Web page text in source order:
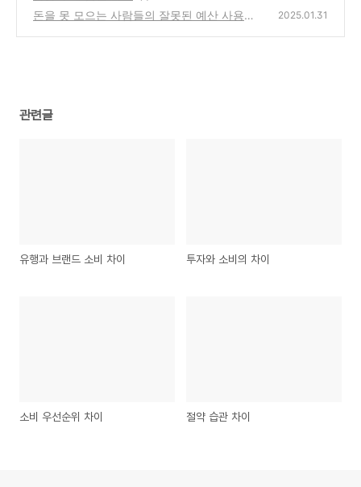
돈을 못 모으는 사람들의 잘못된 예산 사용법 2025.01.31
관련글
유행과 브랜드 소비 차이 투자와 소비의 차이
소비 우선순위 차이 절약 습관 차이